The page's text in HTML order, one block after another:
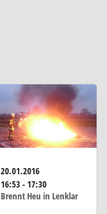
20.01.2016
16:53 - 17:30
Brennt Heu in Lenklar